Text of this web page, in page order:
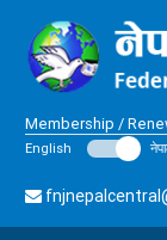
Membership /
English